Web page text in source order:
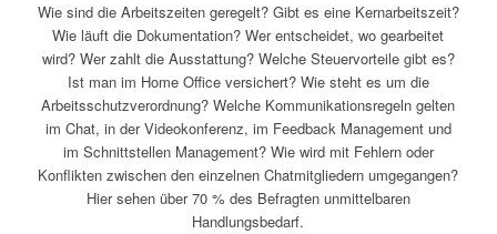
Wie sind die Arbeitszeiten geregelt? Gibt es eine Kernarbeitszeit?
Wie läuft die Dokumentation? Wer entscheidet, wo gearbeitet
wird? Wer zahlt die Ausstattung? Welche Steuervorteile gibt es?
Ist man im Home Office versichert? Wie steht es um die
Arbeitsschutzverordnung? Welche Kommunikationsregeln gelten
im Chat, in der Videokonferenz, im Feedback Management und
im Schnittstellen Management? Wie wird mit Fehlern oder
Konflikten zwischen den einzelnen Chatmitgliedern umgegangen?
Hier sehen über 70 % des Befragten unmittelbaren
Handlungsbedarf.